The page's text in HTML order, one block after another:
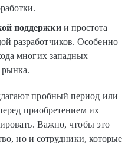
поддержкии простота
разработчиков. Особенно
многих западных
рынка.
пробный период или
приобретением их
Важно, чтобы это
но и сотрудники, которые